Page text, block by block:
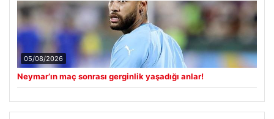
05/08/2026
Neymar’ın maç sonrası gerginlik yaşadığı anlar!